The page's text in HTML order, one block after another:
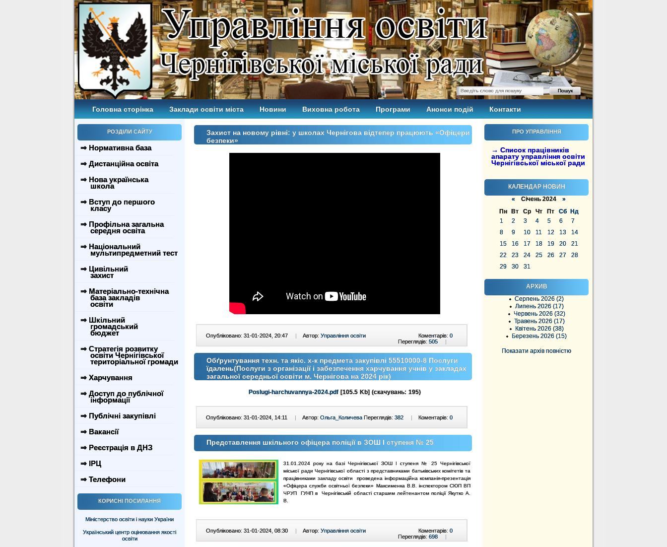
Головна сторінка Заклади освіти міста Новини Виховна робота Програми Анонси подій Контакти
РОЗДІЛИ САЙТУ
⇒ Нормативна база
⇒ Дистанційна освіта
⇒ Нова українська
школа
⇒ Вступ до першого
класу
⇒ Профільна загальна
середня освіта
⇒ Національний
мультипредметний тест
⇒ Цивільний
захист
⇒ Матеріально-технічна
база закладів
освіти
⇒ Шкільний
громадський
бюджет
⇒ Стратегія розвитку
освіти Чернігівської
територіальної громади
⇒ Харчування
⇒ Доступ до публічної
інформації
⇒ Публічні закупівлі
⇒ Вакансії
⇒ Реєстрація в ДНЗ
⇒ ІРЦ
⇒ Телефони
КОРИСНІ ПОСИЛАННЯ
Міністерство освіти і науки України
Український центр оцінювання якості
освіти
ПРО УПРАВЛІННЯ
→ Список працівників
апарату управління освіти
Чернігівської міської ради
КАЛЕНДАР НОВИН
« Січень 2024 »
Пн
Вт Ср Чт Пт Сб
Нд
1
2 3 4 5 6
7
8
9 10 11 12 13
14
15
16 17 18 19 20
21
22
23 24 25 26 27
28
29
30 31
АРХИВ
Серпень 2026 (2)
Липень 2026 (17)
Червень 2026 (32)
Травень 2026 (17)
Квітень 2026 (38)
Березень 2026 (15)
Показати архів повністю
Захист на новому рівні: у школах Чернігова відтепер працюють «Офіцери
безпеки»
Опубліковано: 31-01-2024, 20:47 | Автор: Управління освіти Коментарів: 0
Переглядів: 505 |
Обґрунтування техн. та якіс. х-к предмета закупівлі 55510000-8 Послуги
їдалень(Послуги з організації і забезпечення харчування учнів у закладах
загальної середньої освіти м. Чернігова на 2024 рік)
Poslugi-harchuvannya-2024.pdf[105.5 Kb] (cкачувань: 195)
Опубліковано: 31-01-2024, 14:11 | Автор: Ольга_Количева Коментарів: 0
Переглядів: 382 |
Представлення шкільного офіцера поліції в ЗОШ І ступеня № 25
31.01.2024 року на базі Чернігівської ЗОШ І ступеня № 25 Чернігівської
міської ради Чернігівської області з представниками батьківських комітетів та
працівниками закладу освіти проведена інформаційна компанія-презентація
«Офіцера служби освітньої безпеки» Максименка В.В. інспектором СЮП ВП
ЧРУП ГУНП в Чернігівській області старшим лейтенантом поліції Якутко А.
В.
Опубліковано: 31-01-2024, 08:30 | Автор: Управління освіти Коментарів: 0
Переглядів: 698 |